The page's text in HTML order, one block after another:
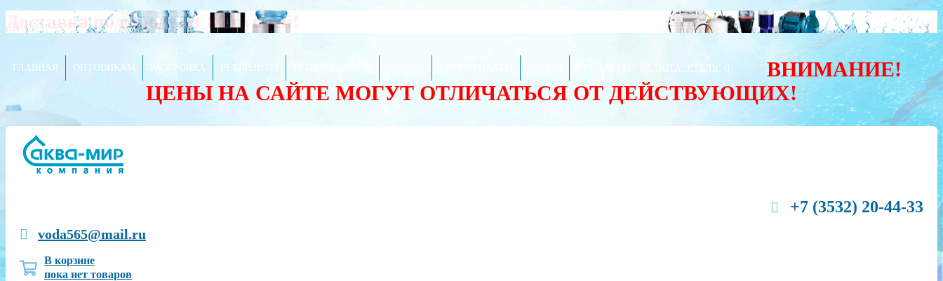
Доставка по городу от 80 рублей!
ГЛАВНАЯ ОПТОВИКАМ РАССРОЧКА РЕКВИЗИТЫ ВАЛЮТА: РУБЛЬ
ВНИМАНИЕ!
ЦЕНЫ НА САЙТЕ МОГУТ ОТЛИЧАТЬСЯ ОТ ДЕЙСТВУЮЩИХ!
+7 (3532) 20-44-33
voda565@mail.ru
В корзине
пока нет товаров